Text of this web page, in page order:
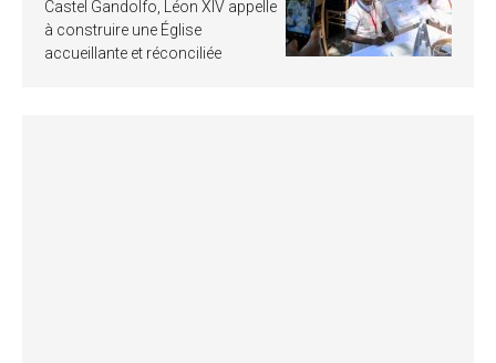
Castel Gandolfo, Léon XIV appelle
à construire une Église
accueillante et réconciliée